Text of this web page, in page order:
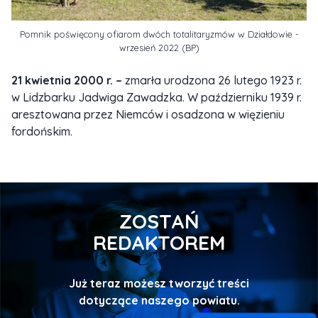
Pomnik poświęcony ofiarom dwóch totalitaryzmów w Działdowie -
wrzesień 2022 (BP)
21 kwietnia 2000 r. – zmarła urodzona 26 lutego 1923 r.
w Lidzbarku Jadwiga Zawadzka. W październiku 1939 r.
aresztowana przez Niemców i osadzona w więzieniu
fordońskim.
ZOSTAŃ
REDAKTOREM
Już teraz możesz tworzyć treści
dotyczące naszego powiatu.